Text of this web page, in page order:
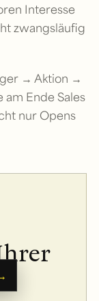
Interesse
zwangsläufig
→ Aktion →
am Ende Sales
nur Opens